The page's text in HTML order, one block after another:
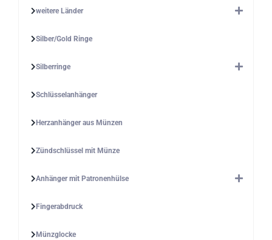
weitere Länder
Silber/Gold Ringe
Silberringe
Schlüsselanhänger
Herzanhänger aus Münzen
Zündschlüssel mit Münze
Anhänger mit Patronenhülse
Fingerabdruck
Münzglocke